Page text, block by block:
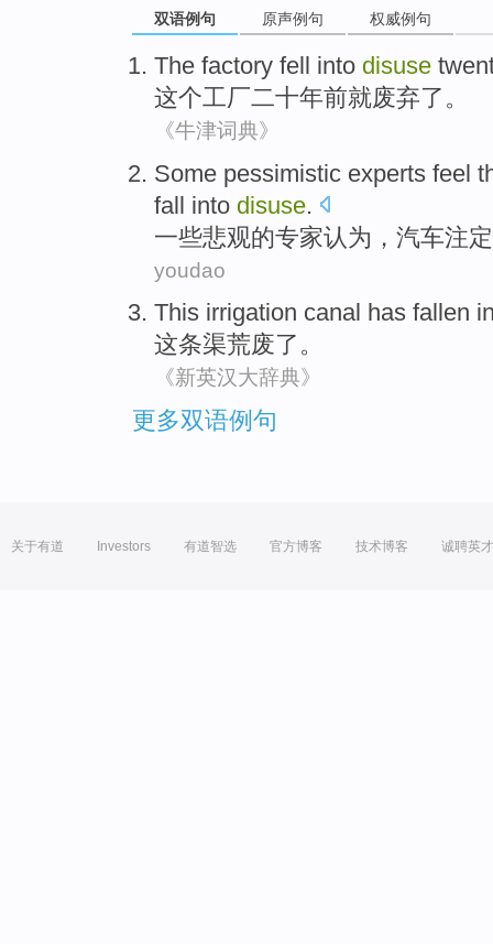
双语例句 原声例句 权威例句
The factory fell into disuse
这个工厂二十年前就废弃了。
《牛津词典》
Some pessimistic experts feel
fall into disuse.
一些悲观的专家认为 ， 汽车注定
youdao
This irrigation canal has fallen
这条渠荒废了。
《新英汉大辞典》
更多双语例句
关于有道 Investors 有道智选 官方博客 技术博客 诚聘英才